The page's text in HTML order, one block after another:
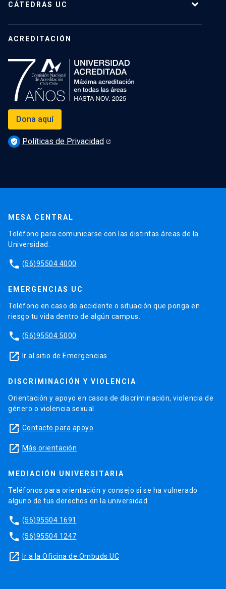
CÁTEDRAS UC
ACREDITACIÓN
Dona aquí
verified_user Políticas de Privacidad
MESA CENTRAL
Teléfono para comunicarse con las distintas áreas de la
Universidad.
phone (56)95504 4000
EMERGENCIAS UC
Teléfono en caso de accidente o situación que ponga en
riesgo tu vida dentro de algún campus.
phone (56)95504 5000
launch Ir al sitio de Emergencias
DISCRIMINACIÓN Y VIOLENCIA
Orientación y apoyo en casos de discriminación, violencia de
género o violencia sexual.
launch Contacto para apoyo
launch Más orientación
MEDIACIÓN UNIVERSITARIA
Teléfonos para orientación y consejo si se ha vulnerado
alguno de tus derechos en la universidad.
phone (56)95504 1691
phone (56)95504 1247
launch Ir a la Oficina de Ombuds UC